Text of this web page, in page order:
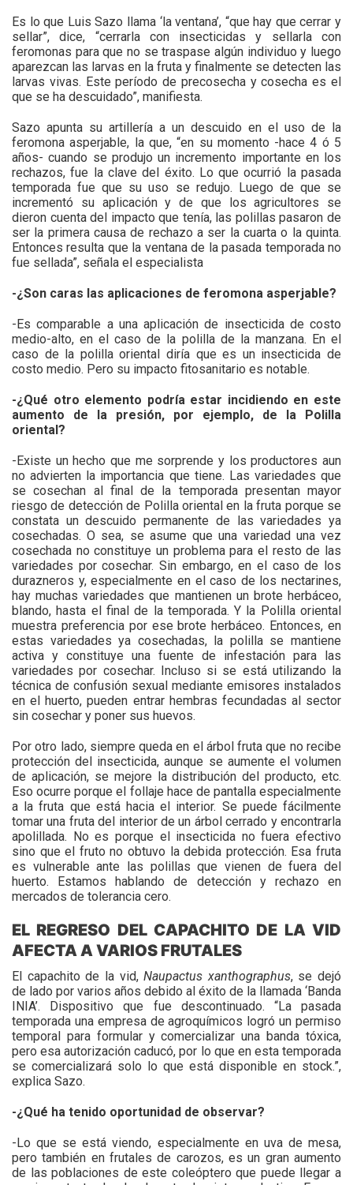
Es lo que Luis Sazo llama ‘la ventana’, “que hay que cerrar y
sellar”, dice, “cerrarla con insecticidas y sellarla con
feromonas para que no se traspase algún individuo y luego
aparezcan las larvas en la fruta y finalmente se detecten las
larvas vivas. Este período de precosecha y cosecha es el
que se ha descuidado”, manifiesta.
Sazo apunta su artillería a un descuido en el uso de la
feromona asperjable, la que, “en su momento -hace 4 ó 5
años- cuando se produjo un incremento importante en los
rechazos, fue la clave del éxito. Lo que ocurrió la pasada
temporada fue que su uso se redujo. Luego de que se
incrementó su aplicación y de que los agricultores se
dieron cuenta del impacto que tenía, las polillas pasaron de
ser la primera causa de rechazo a ser la cuarta o la quinta.
Entonces resulta que la ventana de la pasada temporada no
fue sellada”, señala el especialista
-¿Son caras las aplicaciones de feromona asperjable?
-Es comparable a una aplicación de insecticida de costo
medio-alto, en el caso de la polilla de la manzana. En el
caso de la polilla oriental diría que es un insecticida de
costo medio. Pero su impacto fitosanitario es notable.
-¿Qué otro elemento podría estar incidiendo en este
aumento de la presión, por ejemplo, de la Polilla
oriental?
-Existe un hecho que me sorprende y los productores aun
no advierten la importancia que tiene. Las variedades que
se cosechan al final de la temporada presentan mayor
riesgo de detección de Polilla oriental en la fruta porque se
constata un descuido permanente de las variedades ya
cosechadas. O sea, se asume que una variedad una vez
cosechada no constituye un problema para el resto de las
variedades por cosechar. Sin embargo, en el caso de los
durazneros y, especialmente en el caso de los nectarines,
hay muchas variedades que mantienen un brote herbáceo,
blando, hasta el final de la temporada. Y la Polilla oriental
muestra preferencia por ese brote herbáceo. Entonces, en
estas variedades ya cosechadas, la polilla se mantiene
activa y constituye una fuente de infestación para las
variedades por cosechar. Incluso si se está utilizando la
técnica de confusión sexual mediante emisores instalados
en el huerto, pueden entrar hembras fecundadas al sector
sin cosechar y poner sus huevos.
Por otro lado, siempre queda en el árbol fruta que no recibe
protección del insecticida, aunque se aumente el volumen
de aplicación, se mejore la distribución del producto, etc.
Eso ocurre porque el follaje hace de pantalla especialmente
a la fruta que está hacia el interior. Se puede fácilmente
tomar una fruta del interior de un árbol cerrado y encontrarla
apolillada. No es porque el insecticida no fuera efectivo
sino que el fruto no obtuvo la debida protección. Esa fruta
es vulnerable ante las polillas que vienen de fuera del
huerto. Estamos hablando de detección y rechazo en
mercados de tolerancia cero.
EL REGRESO DEL CAPACHITO DE LA VID
AFECTA A VARIOS FRUTALES
El capachito de la vid,Naupactus xanthographus, se dejó
de lado por varios años debido al éxito de la llamada ‘Banda
INIA’. Dispositivo que fue descontinuado. “La pasada
temporada una empresa de agroquímicos logró un permiso
temporal para formular y comercializar una banda tóxica,
pero esa autorización caducó, por lo que en esta temporada
se comercializará solo lo que está disponible en stock.”,
explica Sazo.
-¿Qué ha tenido oportunidad de observar?
-Lo que se está viendo, especialmente en uva de mesa,
pero también en frutales de carozos, es un gran aumento
de las poblaciones de este coleóptero que puede llegar a